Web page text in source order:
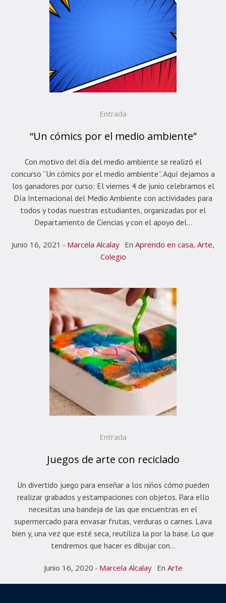
Entrada
“Un cómics por el medio ambiente”
Con motivo del día del medio ambiente se realizó el
concurso “Un cómics por el medio ambiente”. Aquí dejamos a
los ganadores por curso: El viernes 4 de junio celebramos el
Día Internacional del Medio Ambiente con actividades para
todos y todas nuestras estudiantes, organizadas por el
Departamento de Ciencias y con el apoyo del...
Junio 16, 2021 Marcela Alcalay En Aprendo en casa, Arte,
Colegio
Entrada
Juegos de arte con reciclado
Un divertido juego para enseñar a los niños cómo pueden
realizar grabados y estampaciones con objetos. Para ello
necesitas una bandeja de las que encuentras en el
supermercado para envasar frutas, verduras o carnes. Lava
bien y, una vez que esté seca, reutiliza la por la base. Lo que
tendremos que hacer es dibujar con...
Junio 16, 2020 Marcela Alcalay En Arte